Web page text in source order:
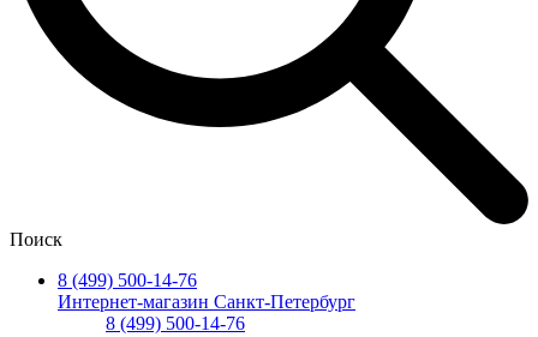
Поиск
8 (499) 500-14-76
Интернет-магазин Санкт-Петербург
8 (499) 500-14-76